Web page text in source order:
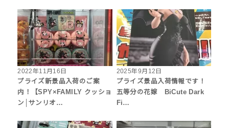
2022年11月16日
プライズ新景品入荷のご案
内！【SPY×FAMILY クッショ
ン│サンリオ…
2025年9月12日
プライズ景品入荷情報です！
五等分の花嫁 BiCute Dark
Fi…